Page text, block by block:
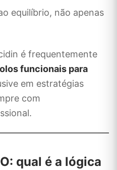
equilíbrio, não apenas
é frequentemente
funcionais para
em estratégias
com
qual é a lógica